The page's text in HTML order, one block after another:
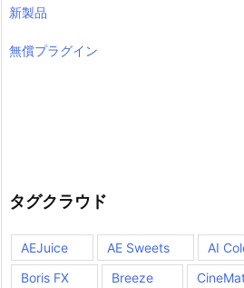
新製品
無償プラグイン
タグクラウド
AEJuice AE Sweets AI
Boris FX
Breeze